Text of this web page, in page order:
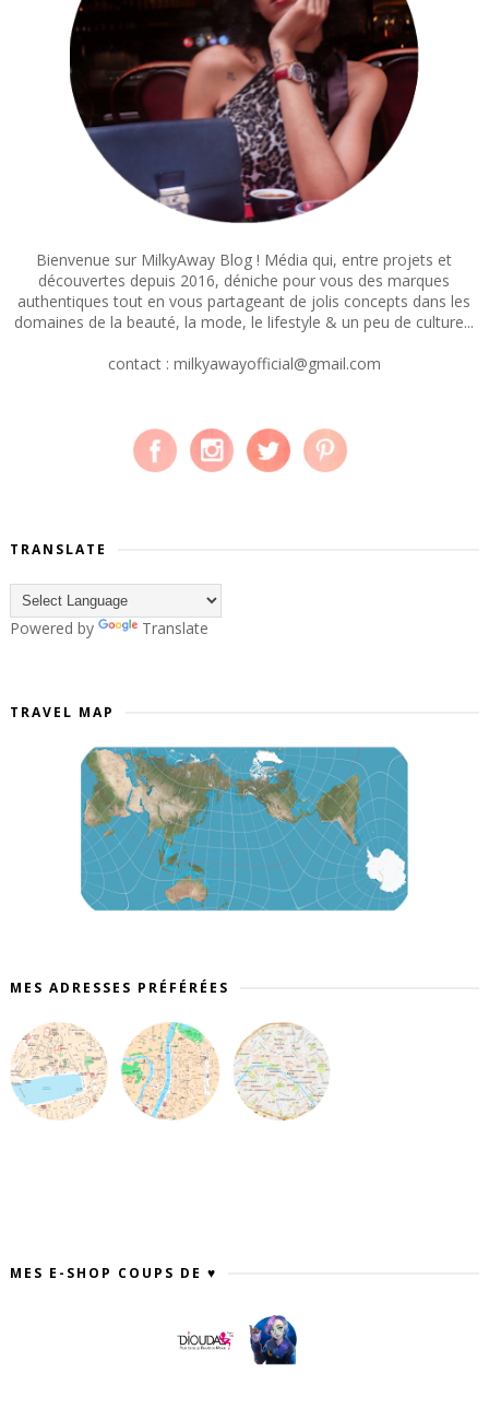
Bienvenue sur MilkyAway Blog ! Média qui, entre projets et
découvertes depuis 2016, déniche pour vous des marques
authentiques tout en vous partageant de jolis concepts dans les
domaines de la beauté, la mode, le lifestyle & un peu de culture...
contact : milkyawayofficial@gmail.com
TRANSLATE
Powered by Translate
TRAVEL MAP
MES ADRESSES PRÉFÉRÉES
MES E-SHOP COUPS DE ♥